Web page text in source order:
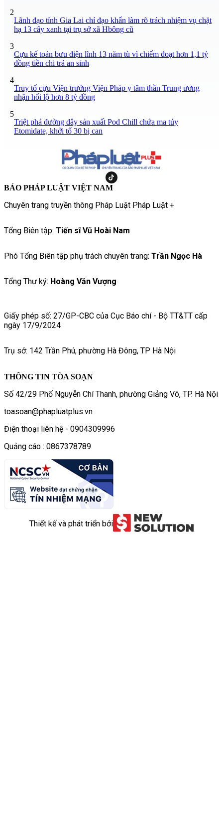
2
Lãnh đạo tỉnh Gia Lai chỉ đạo khẩn làm rõ trách nhiệm vụ chặt
hạ 13 cây xanh tại trụ sở xã Hbông cũ
3
Cựu kế toán bưu điện lĩnh 13 năm tù vì chiếm đoạt hơn 1,1 tỷ
đồng tiền chi trả an sinh
4
Truy tố cựu Viện trưởng Viện Pháp y tâm thần Trung ương
nhận hối lộ hơn 8 tỷ đồng
5
Triệt phá đường dây sản xuất Pod Chill chứa ma túy
Etomidate, khởi tố 30 bị can
BÁO PHÁP LUẬT VIỆT NAM
Chuyên trang truyền thông Pháp Luật Pháp Luật +
Tổng Biên tập: Tiến sĩ Vũ Hoài Nam
Phó Tổng Biên tập phụ trách chuyên trang: Trần Ngọc Hà
Tổng Thư ký: Hoàng Văn Vượng
Giấy phép số: 27/GP-CBC của Cục Báo chí - Bộ TT&TT cấp
ngày 17/9/2024
Trụ sở: 142 Trần Phú, phường Hà Đông, TP Hà Nội
THÔNG TIN TÒA SOẠN
Số 42/29 Phố Nguyễn Chí Thanh, phường Giảng Võ, TP. Hà Nội
toasoan@phapluatplus.vn
Điện thoại liên hệ - 0904309996
Quảng cáo : 0867378789
Thiết kế và phát triển bởi